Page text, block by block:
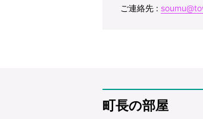
ご連絡先 :
町長の部屋